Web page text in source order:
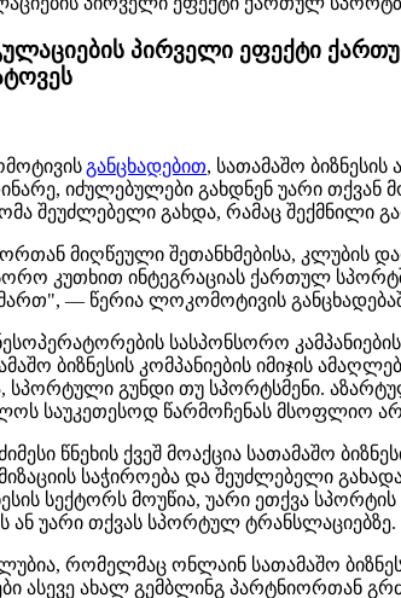
პირველი ეფექტი
განცხადებით, სათამაშო
იძულებულები გახდნენ უარი
შეუძლებელი გახდა, რამაც შექმნილი
მიღწეული შეთანხმებისა, კლუბის
კუთხით ინტეგრაციას ქართულ
— წერია ლოკომოტივის
სასპონსორო
ბიზნესის კომპანიების იმიჯის
გუნდი თუ სპორტსმენი.
საუკეთესოდ წარმოჩენას მსოფლიო
წნეხის ქვეშ მოაქცია სათამაშო
საჭიროება და შეუძლებელი
სექტორს მოუწია, უარი ეთქვა
ან უარი თქვას სპორტულ ტრანსლაციებზე.
რომელმაც ონლაინ სათამაშო
ასევე ახალ გემბლინგ პარტნიორთან